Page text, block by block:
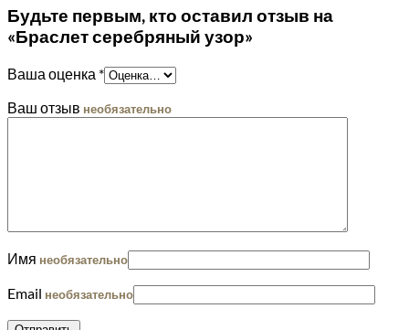
Будьте первым, кто оставил отзыв на
«Браслет серебряный узор»
Ваша оценка *
Ваш отзыв необязательно
Имя необязательно
Email необязательно